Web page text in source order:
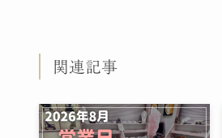
関連記事